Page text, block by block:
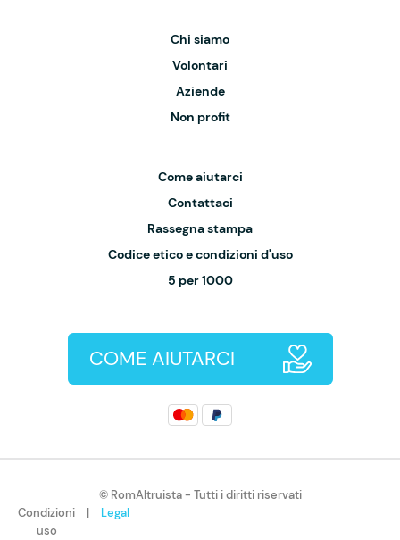
Chi siamo
Volontari
Aziende
Non profit
Come aiutarci
Contattaci
Rassegna stampa
Codice etico e condizioni d'uso
5 per 1000
COME AIUTARCI
© RomAltruista - Tutti i diritti riservati
Condizioni
uso
| Legal